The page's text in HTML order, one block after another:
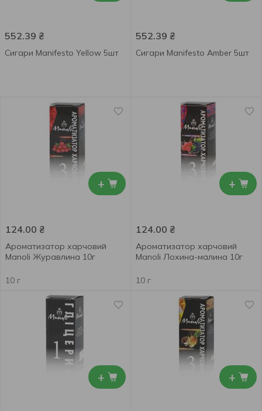
552.39 ₴
Сигари Manifesto Yellow 5шт
552.39 ₴
Сигари Manifesto Amber 5шт
+
124.00 ₴
Ароматизатор харчовий
Manoli Журавлина 10г
10 г
+
124.00 ₴
Ароматизатор харчовий
Manoli Лохина-малина 10г
10 г
+ +